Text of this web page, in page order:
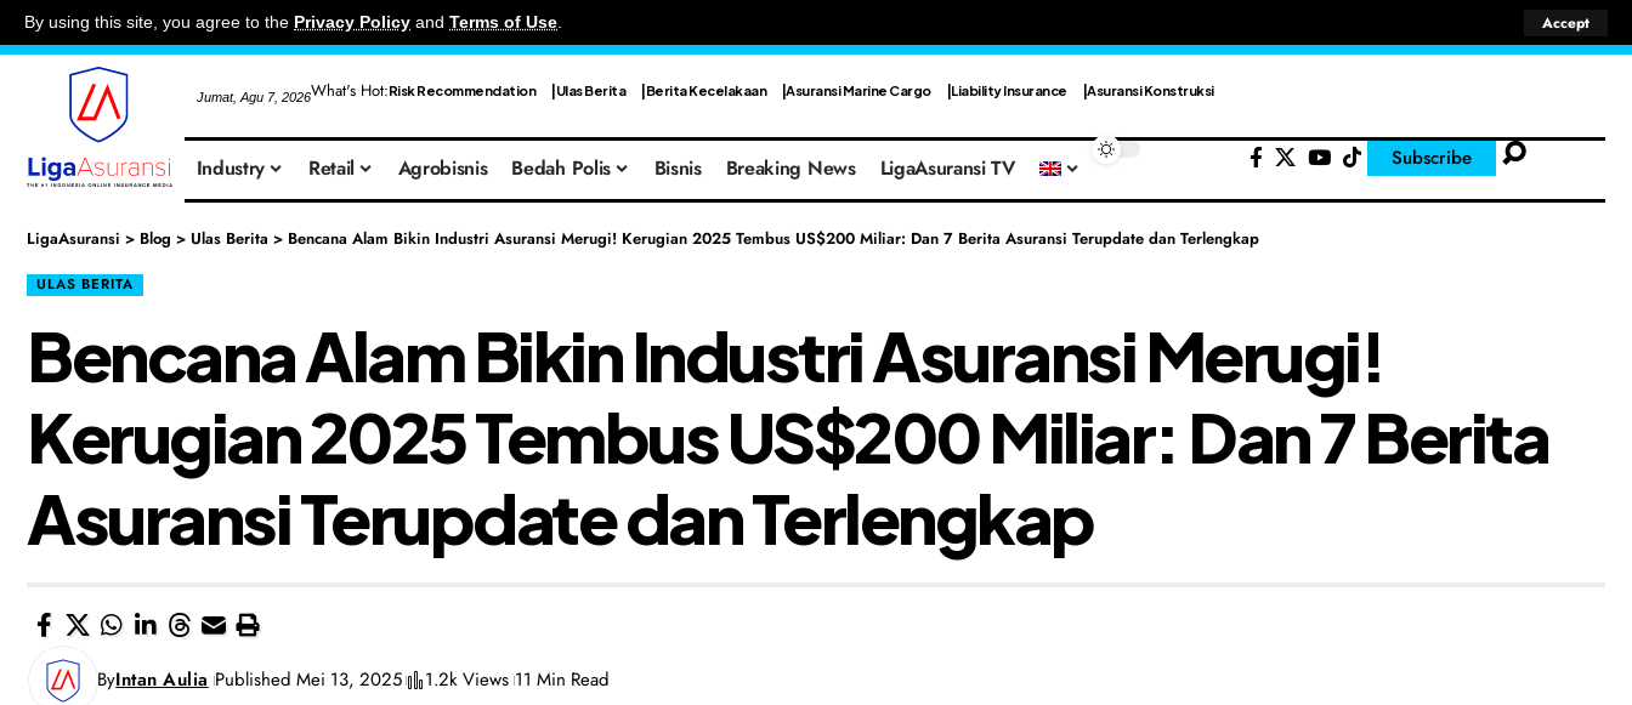
By using this site, you agree to the Privacy Policy and Terms of Use. Accept
Jumat, Agu 7, 2026What's Hot:Risk Recommendation Ulas Berita Berita Kecelakaan Asuransi Marine Cargo Liability Insurance Asuransi Konstruksi
Industry Retail Agrobisnis Bedah Polis Bisnis Breaking News LigaAsuransi TV Subscribe
LigaAsuransi > Blog > Ulas Berita > Bencana Alam Bikin Industri Asuransi Merugi! Kerugian 2025 Tembus US$200 Miliar: Dan 7 Berita Asuransi Terupdate dan Terlengkap
ULAS BERITA
Bencana Alam Bikin Industri Asuransi Merugi!
Kerugian 2025 Tembus US$200 Miliar: Dan 7 Berita
Asuransi Terupdate dan Terlengkap
ByIntan Aulia Published Mei 13, 2025 1.2k Views 11 Min Read